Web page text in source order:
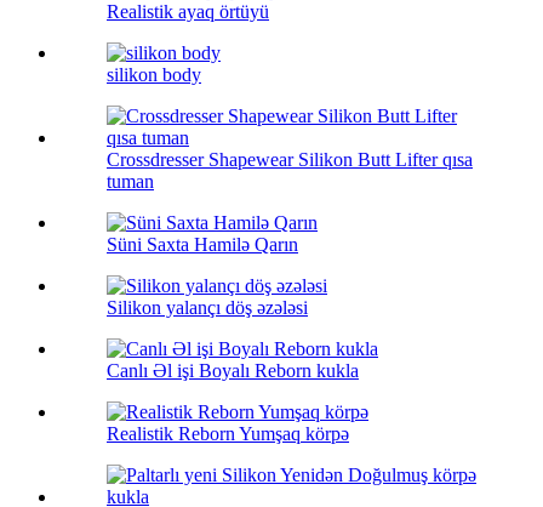
Realistik ayaq örtüyü
silikon body
Crossdresser Shapewear Silikon Butt Lifter qısa
tuman
Süni Saxta Hamilə Qarın
Silikon yalançı döş əzələsi
Canlı Əl işi Boyalı Reborn kukla
Realistik Reborn Yumşaq körpə